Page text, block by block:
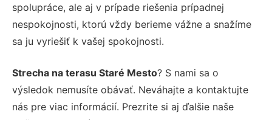
spolupráce, ale aj v prípade riešenia prípadnej
nespokojnosti, ktorú vždy berieme vážne a snažíme
sa ju vyriešiť k vašej spokojnosti.
Strecha na terasu Staré Mesto? S nami sa o
výsledok nemusíte obávať. Neváhajte a kontaktujte
nás pre viac informácií. Prezrite si aj ďalšie naše